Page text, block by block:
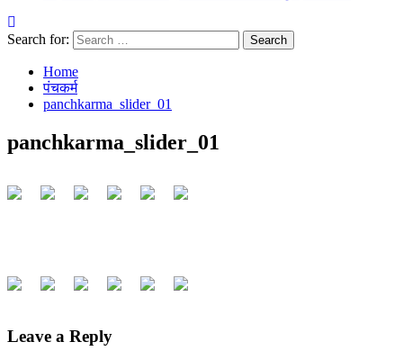
Search for:
Home
पंचकर्म
panchkarma_slider_01
panchkarma_slider_01
Leave a Reply